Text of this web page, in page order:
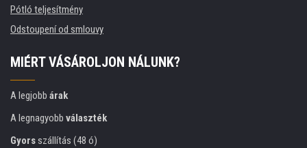
Pótló teljesítmény
Odstoupení od smlouvy
MIÉRT VÁSÁROLJON NÁLUNK?
A legjobb árak
A legnagyobb választék
Gyorsszállítás (48 ó)